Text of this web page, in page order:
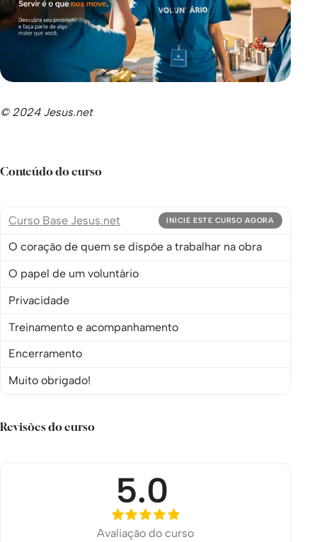
© 2024 Jesus.net
Conteúdo do curso
Curso Base Jesus.net INICIE ESTE CURSO AGORA
O coração de quem se dispõe a trabalhar na obra
O papel de um voluntário
Privacidade
Treinamento e acompanhamento
Encerramento
Muito obrigado!
Revisões do curso
5.0
Avaliação do curso